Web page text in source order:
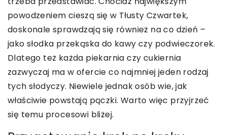
powodzeniem cieszą się w Tłusty Czwartek,
doskonale sprawdzają się również na co dzień –
jako słodka przekąska do kawy czy podwieczorek.
Dlatego też każda piekarnia czy cukiernia
zazwyczaj ma w ofercie co najmniej jeden rodzaj
tych słodyczy. Niewiele jednak osób wie, jak
właściwie powstają pączki. Warto więc przyjrzeć
się temu procesowi bliżej.